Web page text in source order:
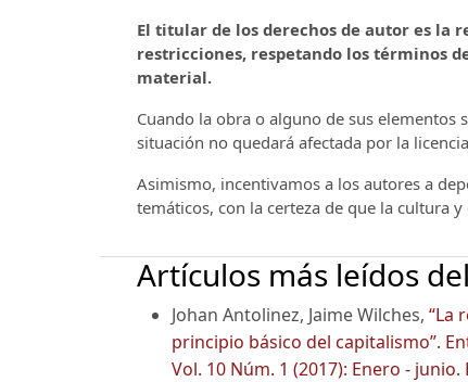
El titular de los derechos de autor es la
restricciones, respetando los términos
material.
Cuando la obra o alguno de sus
situación no quedará afectada por la
Asimismo, incentivamos a los autores a
temáticos, con la certeza de que la cultura
Artículos más leídos
Johan Antolinez, Jaime Wilches, “La
principio básico del capitalismo”.
Vol. 10 Núm. 1 (2017): Enero -